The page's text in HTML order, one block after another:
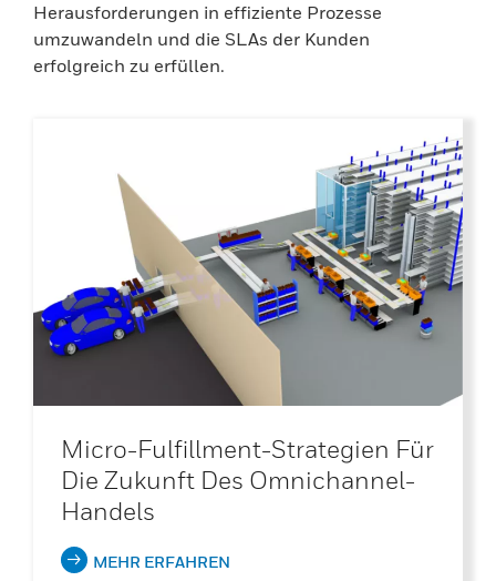
Herausforderungen in effiziente Prozesse
umzuwandeln und die SLAs der Kunden
erfolgreich zu erfüllen.
Micro-Fulfillment-Strategien Für
Die Zukunft Des Omnichannel-
Handels
MEHR ERFAHREN